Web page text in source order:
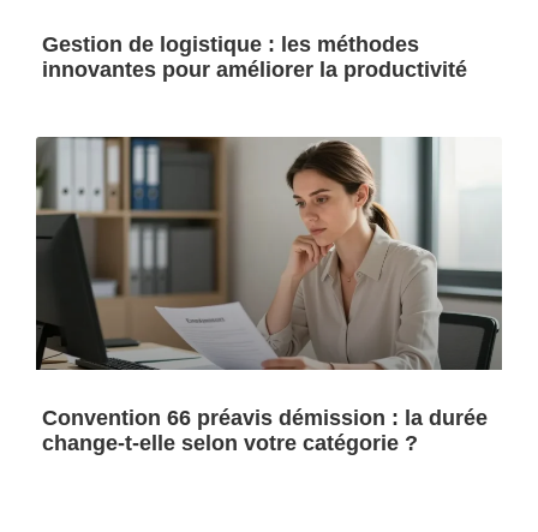
Gestion de logistique : les méthodes
innovantes pour améliorer la productivité
Convention 66 préavis démission : la durée
change-t-elle selon votre catégorie ?